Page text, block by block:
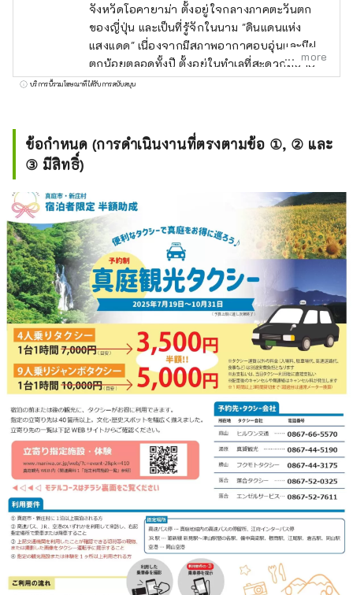
จังหวัดโอคายาม่า ตั้งอยู่ใจกลางภาคตะวันตก
ของญี่ปุ่น และเป็นที่รู้จักในนาม "ดินแดนแห่ง
แสงแดด" เนื่องจากมีสภาพอากาศอบอุ่นและมีฝน
ตกน้อยตลอดทั้งปี ตั้งอยู่ในทำเลที่สะดวกสบาย
ระหว่างสถานที่ท่องเที่ยวชื่อดังอย่าง เกียวโต โอ
ในชื่อ "โอคายาม่า ผลไม้" และผลไม้ที่ได้รับ
แสงแดดในสภาพอากาศอบอุ่นของ เซโตอุจิ จะมี
รสชาติ คุณสามารถเพลิดเพลินกับผลไม้ตาม
ฤดูกาล เช่น พีชขาว องุ่นมัสกัต และองุ่นพิโอเน่!
โอคายามะยังเป็นที่ตั้งของสถานที่ท่องเที่ยวระดับ
โลกมากมาย เช่น Okayama Castle [ปราสาท]
Okayama Korakuen Garden [สวน] หนึ่งในสาม
สวนที่โด่งดังที่สุดของญี่ปุ่น และ Kurashiki Bikan
Historical Quarter [ย่าน] ซึ่งมีประวัติศาสตร์
วัฒนธรรม และศิลปะอันอุดมสมบูรณ์!
more
บริการนี้รวมโฆษณาที่ได้รับการสนับสนุน
ข้อกำหนด (การดำเนินงานที่ตรงตามข้อ ①, ② และ
③ มีสิทธิ์)